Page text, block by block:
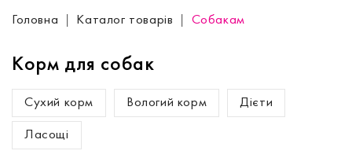
Головна Каталог товарів Собакам
Корм для собак
Сухий корм Вологий корм Дієти
Ласощі